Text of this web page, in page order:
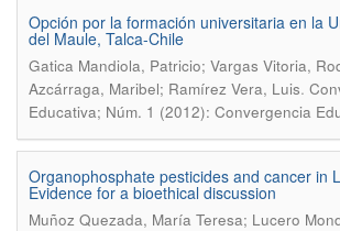
Opción por la formación universitaria en la
del Maule, Talca-Chile
Gatica Mandiola, Patricio; Vargas Vitoria,
Azcárraga, Maribel; Ramírez Vera, Luis.
Educativa; Núm. 1 (2012): Convergencia
Organophosphate pesticides and cancer in
Evidence for a bioethical discussion
Muñoz Quezada, María Teresa; Lucero